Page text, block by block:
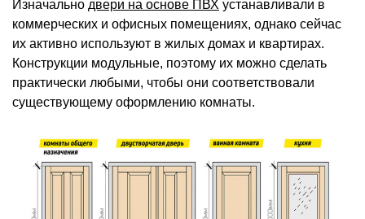
Изначально двери на основе ПВХ устанавливали в
коммерческих и офисных помещениях, однако сейчас
их активно используют в жилых домах и квартирах.
Конструкции модульные, поэтому их можно сделать
практически любыми, чтобы они соответствовали
существующему оформлению комнаты.